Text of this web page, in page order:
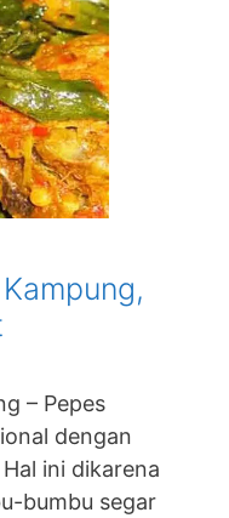
– Pepes
dengan
ini dikarena
bumbu segar